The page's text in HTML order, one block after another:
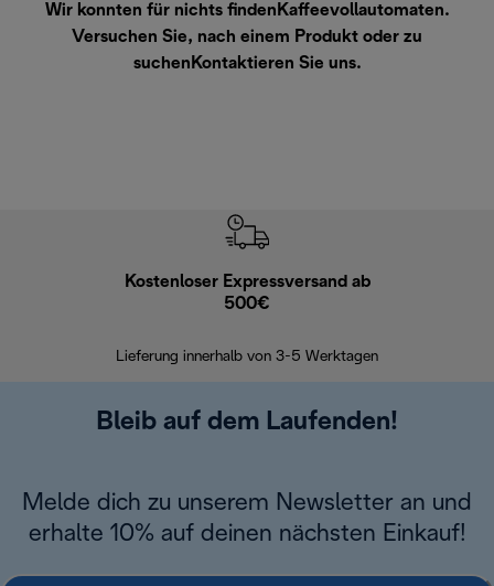
Wir konnten für nichts findenKaffeevollautomaten.
Versuchen Sie, nach einem Produkt oder zu
suchen Kontaktieren Sie uns.
Kostenloser Expressversand ab
500€
Lieferung innerhalb von 3-5 Werktagen
Bleib auf dem Laufenden!
Melde dich zu unserem Newsletter an und
erhalte 10% auf deinen nächsten Einkauf!